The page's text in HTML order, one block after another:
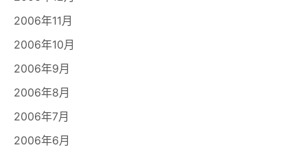
2006年11月
2006年10月
2006年9月
2006年8月
2006年7月
2006年6月